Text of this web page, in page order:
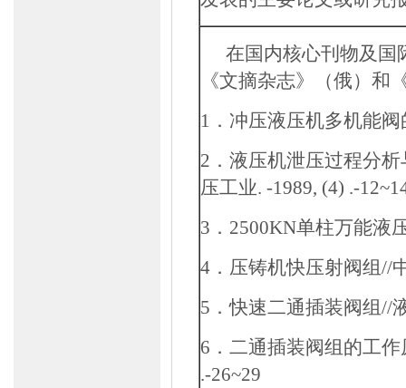
在国内核心刊物及国
《文摘杂志》（俄）和
1 ．冲压液压机多机能
2 ．液压机泄压过程分
压工业. -1989, (4) .-
3 ． 2500KN单柱万能液
4．压铸机快压射阀组//
5 ．快速二通插装阀组//
6 ．二通插装阀组的工
.-26~29